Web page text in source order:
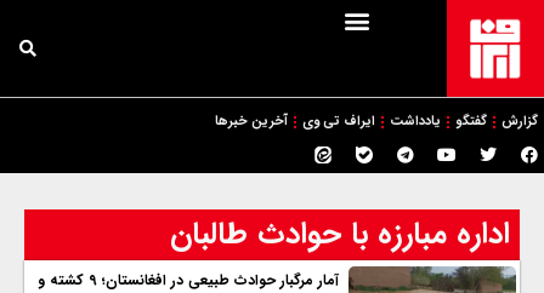
گزارش گفتگو یادداشت ایراف تی وی آخرین خبرها
اداره مبارزه با حوادث طالبان
آمار مرگبار حوادث طبیعی در افغانستان؛ ۹ کشته و